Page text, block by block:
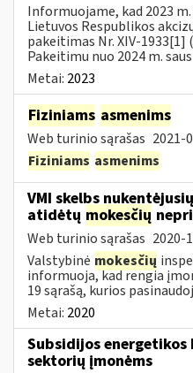
Informuojame, kad 2023
Lietuvos Respublikos
pakeitimas Nr. XIV-
Pakeitimu nuo 2024 m.
Metai: 2023
Fiziniams asmenims
Web turinio sąrašas 2021-
Fiziniams asmenims
VMI skelbs
atidėtų mokesčių
Web turinio sąrašas 2020-
Valstybinė mokesčių
informuoja, kad rengia
19 sąrašą, kurios
Metai: 2020
Subsidijos
sektorių įmonėms